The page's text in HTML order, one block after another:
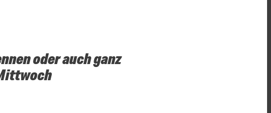
oder auch ganz